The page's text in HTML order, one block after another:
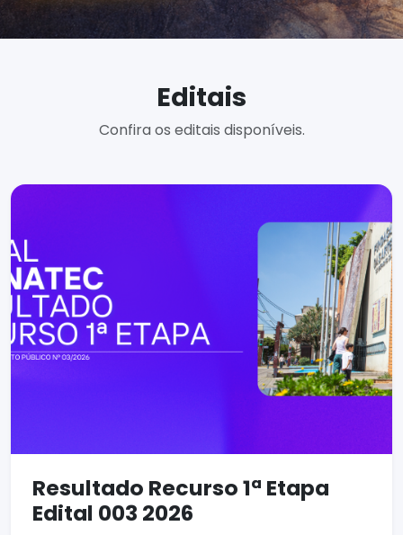
Editais
Confira os editais disponíveis.
Resultado Recurso 1ª Etapa
Edital 003 2026